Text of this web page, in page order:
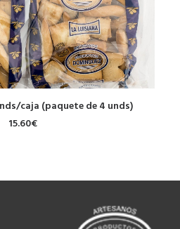
AL CARRITO
caja (paquete de 4 unds)
15.60€